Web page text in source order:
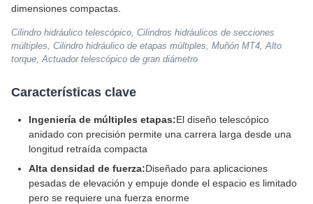
dimensiones compactas.
Cilindro hidráulico telescópico, Cilindros hidráulicos de secciones
múltiples, Cilindro hidráulico de etapas múltiples, Muñón MT4, Alto
torque, Actuador telescópico de gran diámetro
Características clave
Ingeniería de múltiples etapas:El diseño telescópico
anidado con precisión permite una carrera larga desde una
longitud retraída compacta
Alta densidad de fuerza:Diseñado para aplicaciones
pesadas de elevación y empuje donde el espacio es limitado
pero se requiere una fuerza enorme